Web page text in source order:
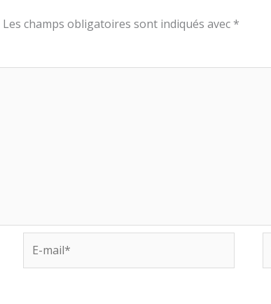
Les champs obligatoires sont indiqués avec *
mail*